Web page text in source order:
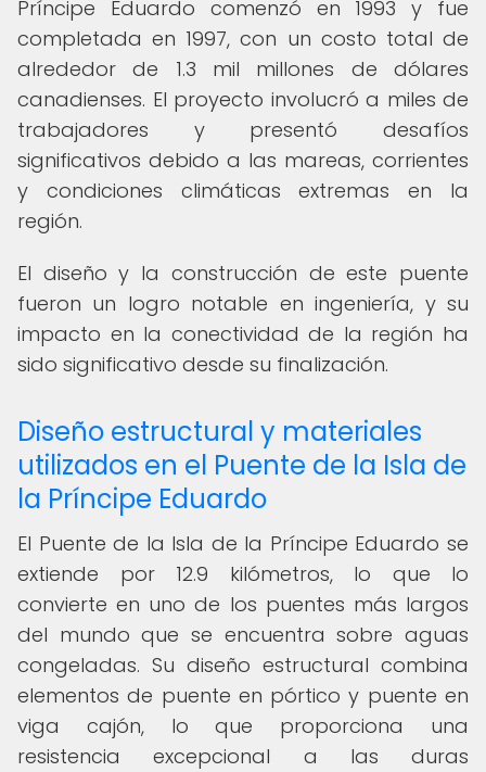
Príncipe Eduardo comenzó en 1993 y fue
completada en 1997, con un costo total de
alrededor de 1.3 mil millones de dólares
canadienses. El proyecto involucró a miles de
trabajadores y presentó desafíos
significativos debido a las mareas, corrientes
y condiciones climáticas extremas en la
región.
El diseño y la construcción de este puente
fueron un logro notable en ingeniería, y su
impacto en la conectividad de la región ha
sido significativo desde su finalización.
Diseño estructural y materiales
utilizados en el Puente de la Isla de
la Príncipe Eduardo
El Puente de la Isla de la Príncipe Eduardo se
extiende por 12.9 kilómetros, lo que lo
convierte en uno de los puentes más largos
del mundo que se encuentra sobre aguas
congeladas. Su diseño estructural combina
elementos de puente en pórtico y puente en
viga cajón, lo que proporciona una
resistencia excepcional a las duras